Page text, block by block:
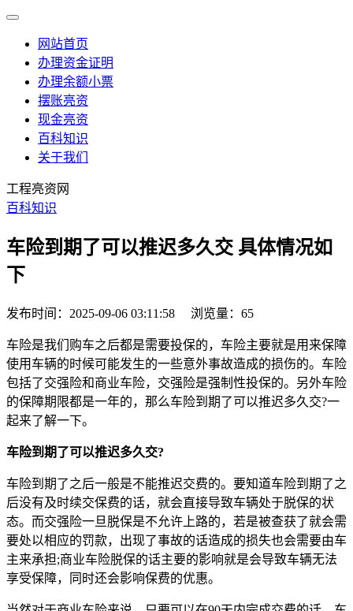
网站首页
办理资金证明
办理余额小票
摆账亮资
现金亮资
百科知识
关于我们
工程亮资网
百科知识
车险到期了可以推迟多久交 具体情况如
下
发布时间：2025-09-06 03:11:58 浏览量：65
车险是我们购车之后都是需要投保的，车险主要就是用来保障
使用车辆的时候可能发生的一些意外事故造成的损伤的。车险
包括了交强险和商业车险，交强险是强制性投保的。另外车险
的保障期限都是一年的，那么车险到期了可以推迟多久交?一
起来了解一下。
车险到期了可以推迟多久交?
车险到期了之后一般是不能推迟交费的。要知道车险到期了之
后没有及时续交保费的话，就会直接导致车辆处于脱保的状
态。而交强险一旦脱保是不允许上路的，若是被查获了就会需
要处以相应的罚款，出现了事故的话造成的损失也会需要由车
主来承担;商业车险脱保的话主要的影响就是会导致车辆无法
享受保障，同时还会影响保费的优惠。